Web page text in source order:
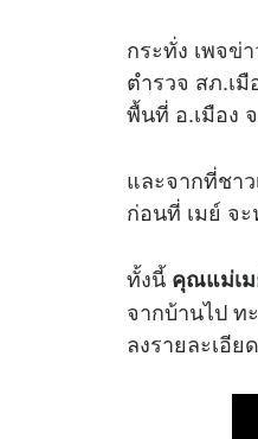
กระทั่ง เพจข่
ตำรวจ สภ.เ
พื้นที่ อ.เมือง
และจากที่ชา
ก่อนที่ เมย์ จ
ทั้งนี้ คุณแม่เ
จากบ้านไป
ลงรายละเอี